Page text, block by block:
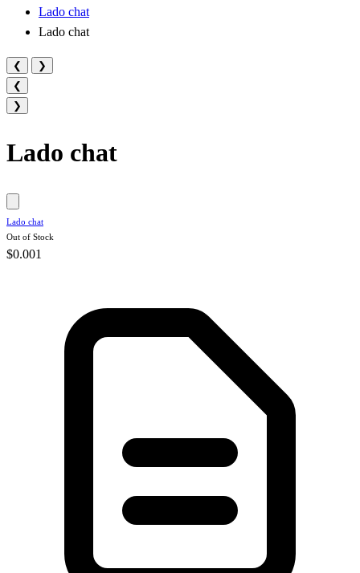
Lado chat
Lado chat
❮
❯
❮
❯
Lado chat
Lado chat
Out of Stock
$0.001